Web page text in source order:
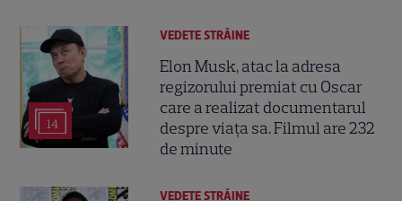
14
VEDETE STRĂINE
Elon Musk, atac la adresa
regizorului premiat cu Oscar
care a realizat documentarul
despre viața sa. Filmul are 232
de minute
VEDETE STRĂINE